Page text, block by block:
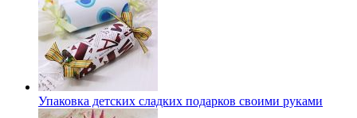
Упаковка детских сладких подарков своими руками